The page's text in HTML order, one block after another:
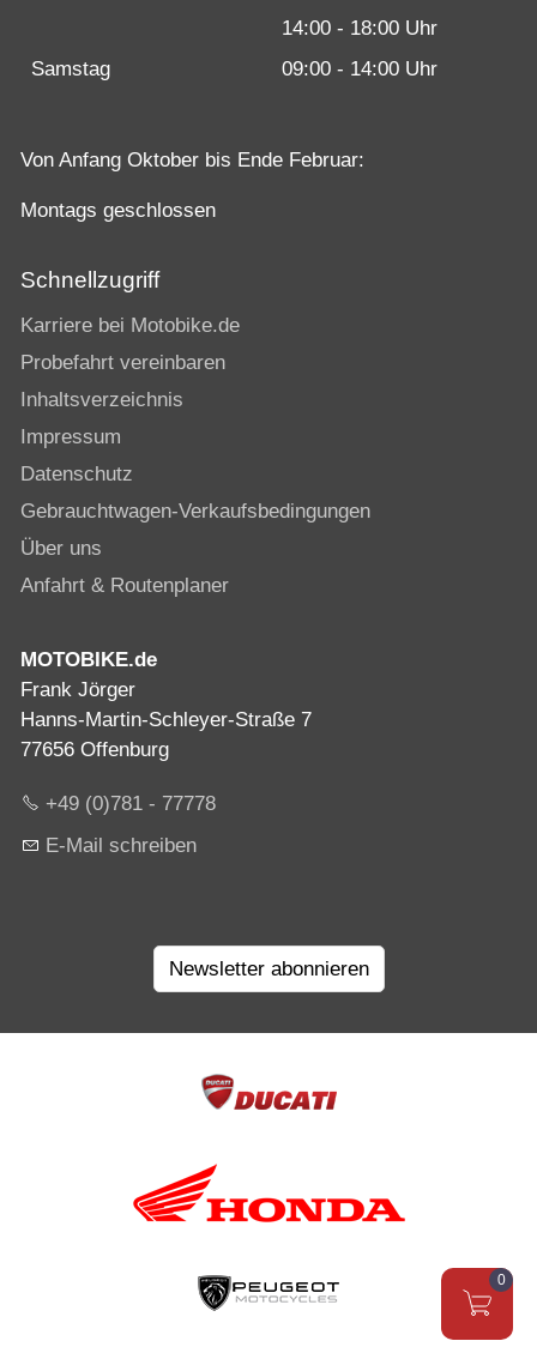
Über uns
14:00 - 18:00 Uhr
Samstag
09:00 - 14:00 Uhr
Von Anfang Oktober bis Ende Februar:
Montags geschlossen
Schnellzugriff
Karriere bei Motobike.de
Probefahrt vereinbaren
Inhaltsverzeichnis
Impressum
Datenschutz
Gebrauchtwagen-Verkaufsbedingungen
Über uns
Anfahrt & Routenplaner
MOTOBIKE.de
Frank Jörger
Hanns-Martin-Schleyer-Straße 7
77656 Offenburg
+49 (0)781 - 77778
E-Mail schreiben
Newsletter abonnieren